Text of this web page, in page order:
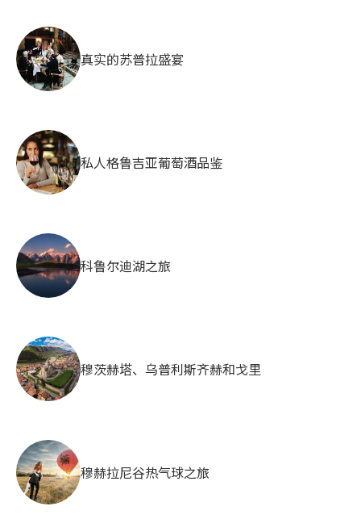
真实的苏普拉盛宴
私人格鲁吉亚葡萄酒品鉴
科鲁尔迪湖之旅
穆茨赫塔、乌普利斯齐赫和戈里
穆赫拉尼谷热气球之旅